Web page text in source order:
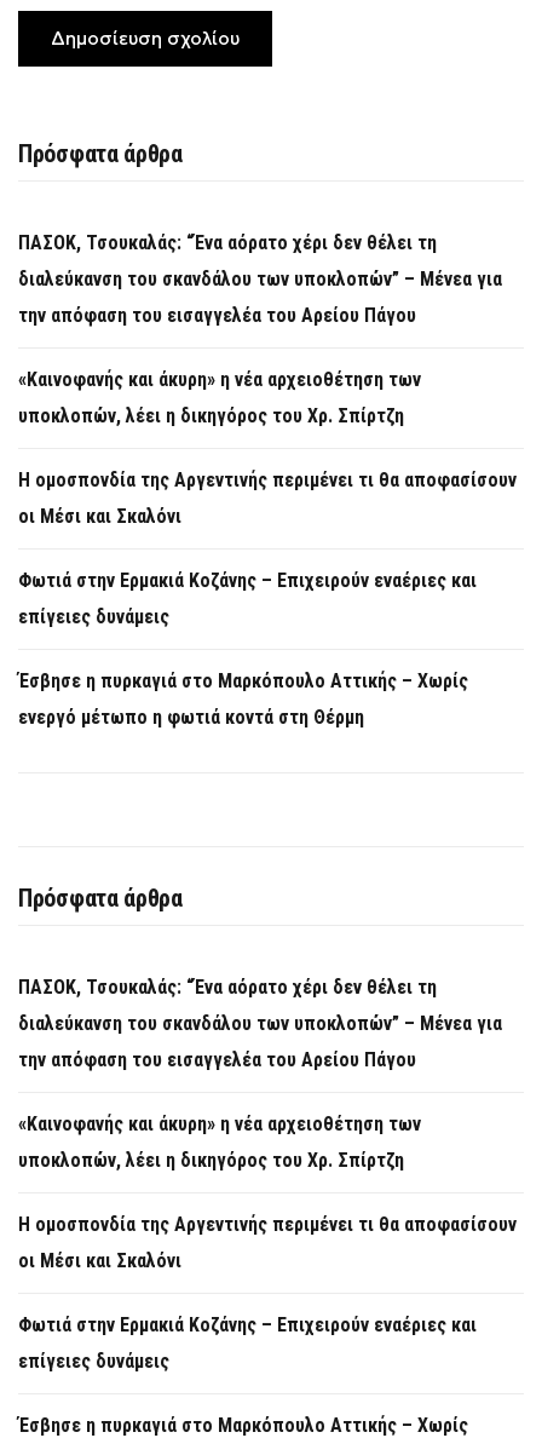
Πρόσφατα άρθρα
ΠΑΣΟΚ, Τσουκαλάς: “Ένα αόρατο χέρι δεν θέλει τη
διαλεύκανση του σκανδάλου των υποκλοπών” – Μένεα για
την απόφαση του εισαγγελέα του Αρείου Πάγου
«Καινοφανής και άκυρη» η νέα αρχειοθέτηση των
υποκλοπών, λέει η δικηγόρος του Χρ. Σπίρτζη
Η ομοσπονδία της Αργεντινής περιμένει τι θα αποφασίσουν
οι Μέσι και Σκαλόνι
Φωτιά στην Ερμακιά Κοζάνης – Επιχειρούν εναέριες και
επίγειες δυνάμεις
Έσβησε η πυρκαγιά στο Μαρκόπουλο Αττικής – Χωρίς
ενεργό μέτωπο η φωτιά κοντά στη Θέρμη
Πρόσφατα άρθρα
ΠΑΣΟΚ, Τσουκαλάς: “Ένα αόρατο χέρι δεν θέλει τη
διαλεύκανση του σκανδάλου των υποκλοπών” – Μένεα για
την απόφαση του εισαγγελέα του Αρείου Πάγου
«Καινοφανής και άκυρη» η νέα αρχειοθέτηση των
υποκλοπών, λέει η δικηγόρος του Χρ. Σπίρτζη
Η ομοσπονδία της Αργεντινής περιμένει τι θα αποφασίσουν
οι Μέσι και Σκαλόνι
Φωτιά στην Ερμακιά Κοζάνης – Επιχειρούν εναέριες και
επίγειες δυνάμεις
Έσβησε η πυρκαγιά στο Μαρκόπουλο Αττικής – Χωρίς